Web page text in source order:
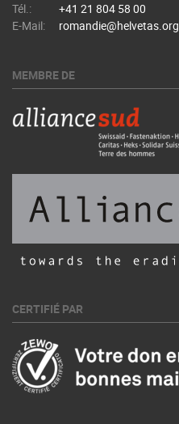
Tél.:
+41 21 804 58 00
E-Mail:
romandie@helvetas.org
MEMBRE DE
CERTIFIÉ PAR